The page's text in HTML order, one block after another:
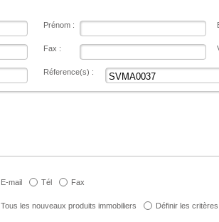
Prénom :
Fax :
Réference(s) :
E-mail Tél Fax
Tous les nouveaux produits immobiliers Définir les critères